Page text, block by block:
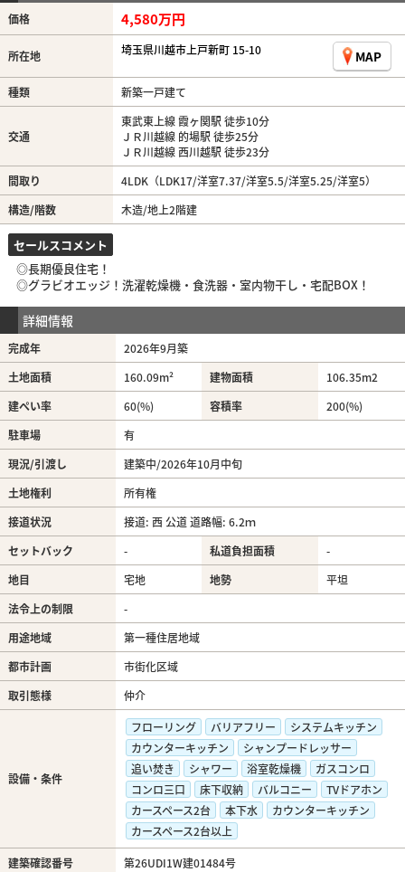
価格 4,580万円
所在地 埼玉県川越市上戸新町 15-10 MAP
種類 新築一戸建て
交通
東武東上線 霞ヶ関駅 徒歩10分
ＪＲ川越線 的場駅 徒歩25分
ＪＲ川越線 西川越駅 徒歩23分
間取り
4LDK（LDK17/洋室7.37/洋室5.5/洋室5.25/洋室5）
構造/階数
木造/地上2階建
セールスコメント
◎長期優良住宅！
◎グラビオエッジ！洗濯乾燥機・食洗器・室内物干し・宅配BOX！
詳細情報
完成年
2026年9月築
土地面積
160.09m² 建物面積 106.35m2
建ぺい率
60(%) 容積率
200(%)
駐車場
有
現況/引渡し
建築中/2026年10月中旬
土地権利
所有権
接道状況
接道: 西 公道 道路幅: 6.2ｍ
セットバック
- 私道負担面積
-
地目
宅地 地勢
平坦
法令上の制限
-
用途地域
第一種住居地域
都市計画
市街化区域
取引態様
仲介
設備・条件
フローリング バリアフリー
システムキッチン
カウンターキッチン
シャンプードレッサー
追い焚き
シャワー 浴室乾燥機
ガスコンロ
コンロ三口
床下収納 バルコニー
TVドアホン
カースペース2台
本下水
カウンターキッチン
カースペース2台以上
建築確認番号
第26UDI1W建01484号